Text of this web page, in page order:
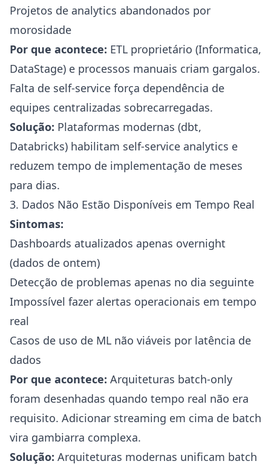
Projetos de analytics abandonados por
morosidade
Por que acontece: ETL proprietário (Informatica,
DataStage) e processos manuais criam gargalos.
Falta de self-service força dependência de
equipes centralizadas sobrecarregadas.
Solução: Plataformas modernas (dbt,
Databricks) habilitam self-service analytics e
reduzem tempo de implementação de meses
para dias.
3. Dados Não Estão Disponíveis em Tempo Real
Sintomas:
Dashboards atualizados apenas overnight
(dados de ontem)
Detecção de problemas apenas no dia seguinte
Impossível fazer alertas operacionais em tempo
real
Casos de uso de ML não viáveis por latência de
dados
Por que acontece: Arquiteturas batch-only
foram desenhadas quando tempo real não era
requisito. Adicionar streaming em cima de batch
vira gambiarra complexa.
Solução: Arquiteturas modernas unificam batch